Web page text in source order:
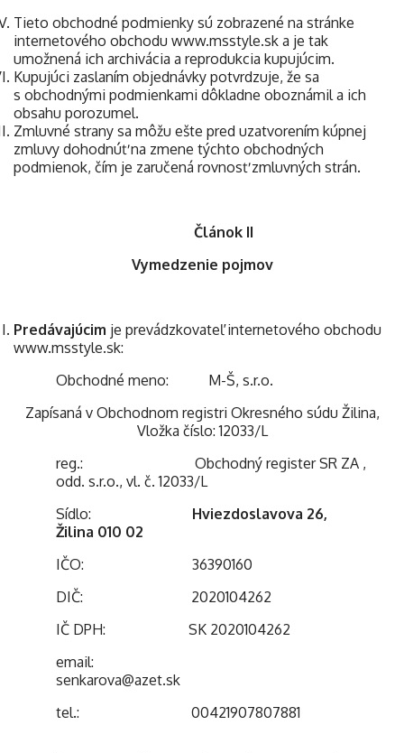
Tieto obchodné podmienky sú zobrazené na stránke
internetového obchodu www.msstyle.sk a je tak
umožnená ich archivácia a reprodukcia kupujúcim.
Kupujúci zaslaním objednávky potvrdzuje, že sa
s obchodnými podmienkami dôkladne oboznámil a ich
obsahu porozumel.
Zmluvné strany sa môžu ešte pred uzatvorením kúpnej
zmluvy dohodnúť na zmene týchto obchodných
podmienok, čím je zaručená rovnosť zmluvných strán.
Článok II
Vymedzenie pojmov
Predávajúcim je prevádzkovateľ internetového obchodu
www.msstyle.sk:
Obchodné meno: M-Š, s.r.o.
Zapísaná v Obchodnom registri Okresného súdu Žilina,
Vložka číslo: 12033/L
reg.: Obchodný register SR ZA ,
odd. s.r.o., vl. č. 12033/L
Sídlo: Hviezdoslavova 26,
Žilina 010 02
IČO: 36390160
DIČ: 2020104262
IČ DPH: SK 2020104262
email:
senkarova@azet.sk
tel.: 00421907807881